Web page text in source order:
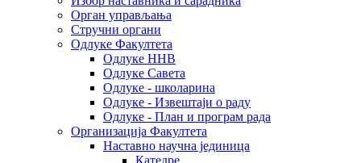
Oрган управљања
Стручни органи
Одлуке Факултета
Одлуке ННВ
Одлуке Савета
Одлуке - школарина
Одлуке - Извештаји о раду
Одлуке - План и програм рада
Организација Факултета
Наставно научна јединица
Катедре